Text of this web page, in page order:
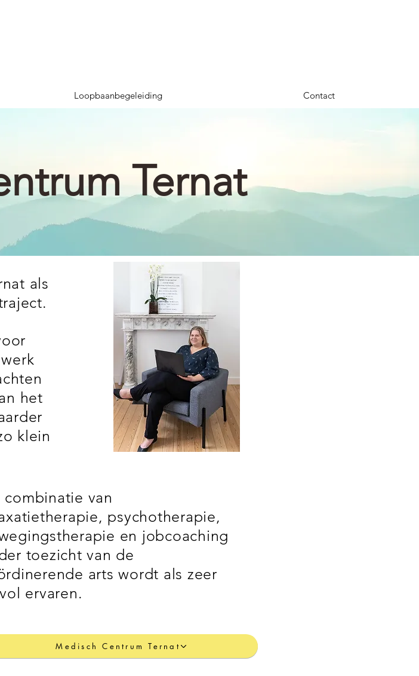
Loopbaanbegeleiding Contact
Ternat
als
het
klein
combinatie van
psychotherapie,
en jobcoaching
toezicht van de
arts wordt als zeer
ervaren.
Medisch Centrum Ternat